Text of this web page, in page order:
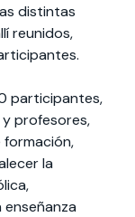
distintas
reunidos,
participantes,
profesores,
la